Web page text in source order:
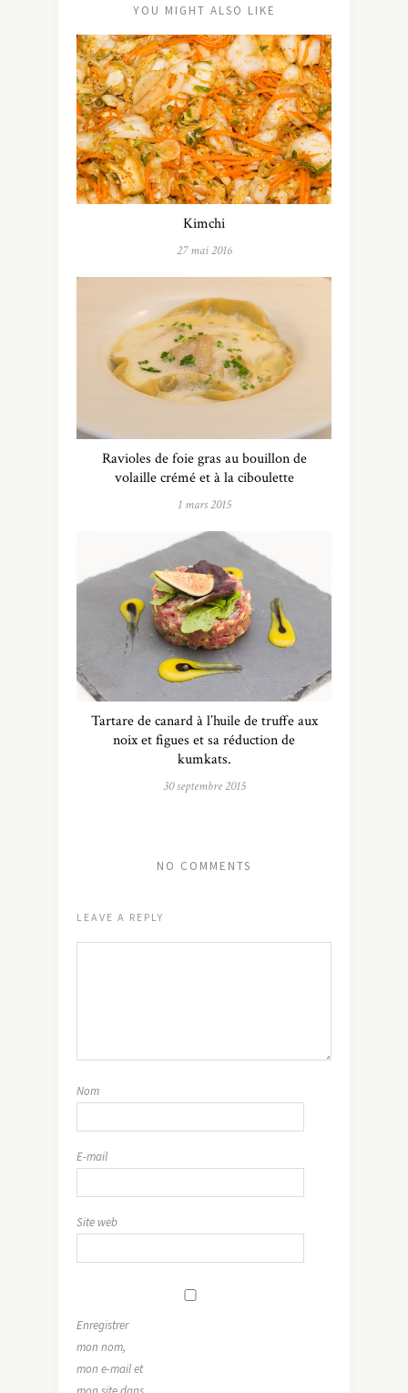
YOU MIGHT ALSO LIKE
Kimchi
27 mai 2016
Ravioles de foie gras au bouillon de
volaille crémé et à la ciboulette
1 mars 2015
Tartare de canard à l’huile de truffe aux
noix et figues et sa réduction de
kumkats.
30 septembre 2015
NO COMMENTS
LEAVE A REPLY
Nom
E-mail
Site web
Enregistrer
mon nom,
mon e-mail et